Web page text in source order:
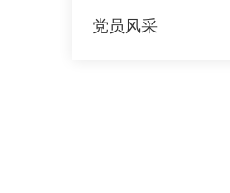
党员风采